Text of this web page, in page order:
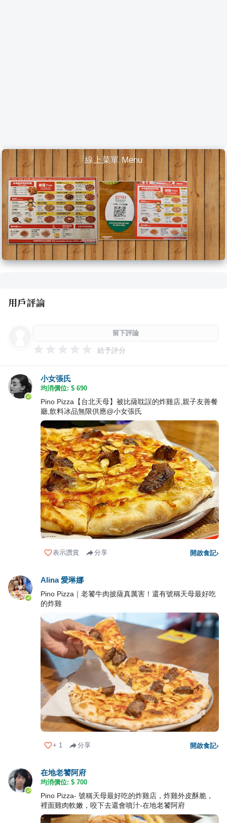
線上菜單 Menu
用戶評論
留下評論
給予評分
小女張氏
均消價位: $ 690
Pino Pizza【台北天母】被比薩耽誤的炸雞店,親子友善餐
廳,飲料冰品無限供應@小女張氏
表示讚賞 分享 開啟食記›
Alina 愛琳娜
Pino Pizza｜老饕牛肉披薩真厲害！還有號稱天母最好吃
的炸雞
+ 1 分享 開啟食記›
在地老饕阿府
均消價位: $ 700
Pino Pizza- 號稱天母最好吃的炸雞店，炸雞外皮酥脆，
裡面雞肉軟嫩，咬下去還會噴汁-在地老饕阿府